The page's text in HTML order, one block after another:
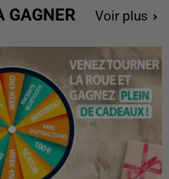
GAGNER Voir plus